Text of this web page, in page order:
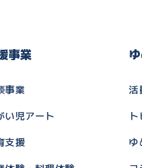
事業
事業
い児アート
支援
活
ゆ